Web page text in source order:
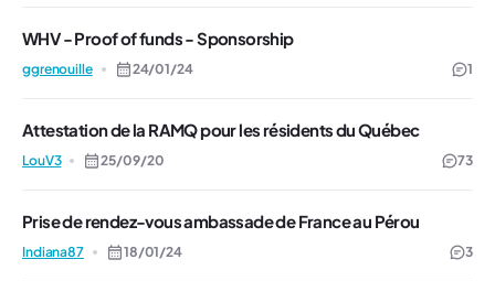
WHV - Proof of funds - Sponsorship
ggrenouille 24/01/24 1
Attestation de la RAMQ pour les résidents du Québec
LouV3 25/09/20 73
Prise de rendez-vous ambassade de France au Pérou
Indiana87 18/01/24 3